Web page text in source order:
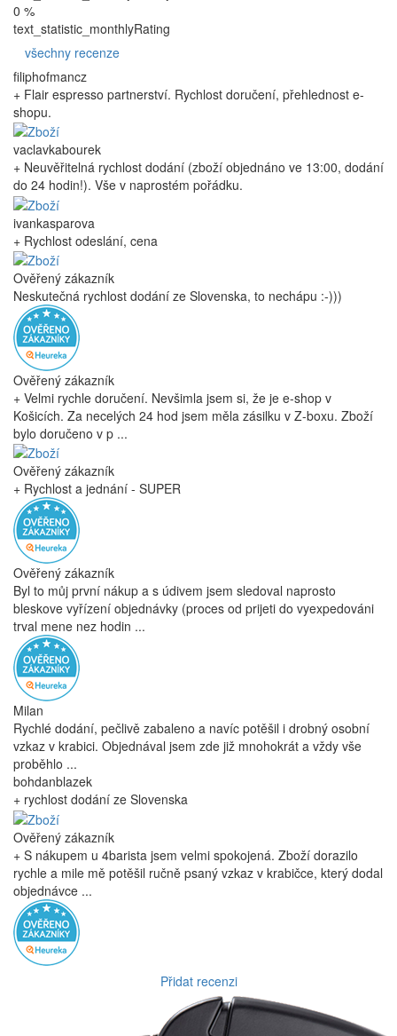
0 %
text_statistic_monthlyRating
všechny recenze
filiphofmancz
+ Flair espresso partnerství. Rychlost doručení, přehlednost e-
shopu.
vaclavkabourek
+ Neuvěřitelná rychlost dodání (zboží objednáno ve 13:00, dodání
do 24 hodin!). Vše v naprostém pořádku.
ivankasparova
+ Rychlost odeslání, cena
Ověřený zákazník
Neskutečná rychlost dodání ze Slovenska, to nechápu :-)))
Ověřený zákazník
+ Velmi rychle doručení. Nevšimla jsem si, že je e-shop v
Košicích. Za necelých 24 hod jsem měla zásilku v Z-boxu. Zboží
bylo doručeno v p ...
Ověřený zákazník
+ Rychlost a jednání - SUPER
Ověřený zákazník
Byl to můj první nákup a s údivem jsem sledoval naprosto
bleskove vyřízení objednávky (proces od prijeti do vyexpedováni
trval mene nez hodin ...
Milan
Rychlé dodání, pečlivě zabaleno a navíc potěšil i drobný osobní
vzkaz v krabici. Objednával jsem zde již mnohokrát a vždy vše
proběhlo ...
bohdanblazek
+ rychlost dodání ze Slovenska
Ověřený zákazník
+ S nákupem u 4barista jsem velmi spokojená. Zboží dorazilo
rychle a mile mě potěšil ručně psaný vzkaz v krabičce, který dodal
objednávce ...
Přidat recenzi